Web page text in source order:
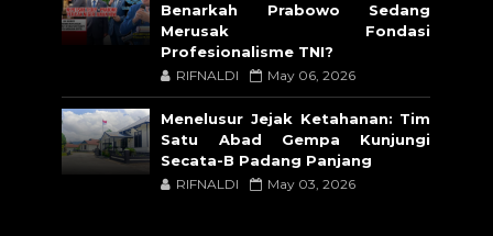
Benarkah Prabowo Sedang
Merusak Fondasi
Profesionalisme TNI?
RIFNALDI May 06, 2026
Menelusur Jejak Ketahanan: Tim
Satu Abad Gempa Kunjungi
Secata-B Padang Panjang
RIFNALDI May 03, 2026